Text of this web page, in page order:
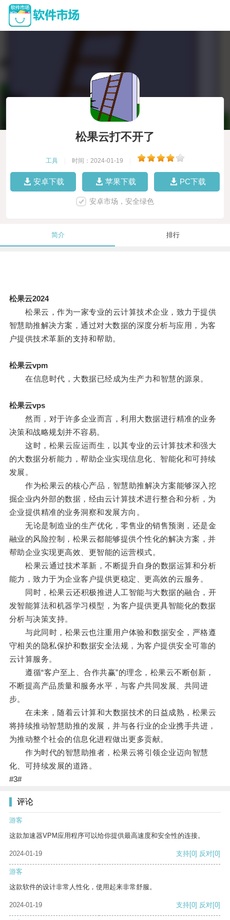
松果云打不开了
工具 时间：2024-01-19
安卓下载 苹果下载 PC下载
安卓市场，安全绿色
简介 排行
松果云2024
松果云，作为一家专业的云计算技术企业，致力于提供
智慧助推解决方案，通过对大数据的深度分析与应用，为客
户提供技术革新的支持和帮助。
松果云vpm
在信息时代，大数据已经成为生产力和智慧的源泉。
松果云vps
然而，对于许多企业而言，利用大数据进行精准的业务
决策和战略规划并不容易。
这时，松果云应运而生，以其专业的云计算技术和强大
的大数据分析能力，帮助企业实现信息化、智能化和可持续
发展。
作为松果云的核心产品，智慧助推解决方案能够深入挖
掘企业内外部的数据，经由云计算技术进行整合和分析，为
企业提供精准的业务洞察和发展方向。
无论是制造业的生产优化，零售业的销售预测，还是金
融业的风险控制，松果云都能够提供个性化的解决方案，并
帮助企业实现更高效、更智能的运营模式。
松果云通过技术革新，不断提升自身的数据运算和分析
能力，致力于为企业客户提供更稳定、更高效的云服务。
同时，松果云还积极推进人工智能与大数据的融合，开
发智能算法和机器学习模型，为客户提供更具智能化的数据
分析与决策支持。
与此同时，松果云也注重用户体验和数据安全，严格遵
守相关的隐私保护和数据安全法规，为客户提供安全可靠的
云计算服务。
遵循“客户至上、合作共赢”的理念，松果云不断创新，
不断提高产品质量和服务水平，与客户共同发展、共同进
步。
在未来，随着云计算和大数据技术的日益成熟，松果云
将持续推动智慧助推的发展，并与各行业的企业携手共进，
为推动整个社会的信息化进程做出更多贡献。
作为时代的智慧助推者，松果云将引领企业迈向智慧
化、可持续发展的道路。
#3#
评论
游客
这款加速器VPM应用程序可以给你提供最高速度和安全性的连接。
2024-01-19 支持[0] 反对[0]
游客
这款软件的设计非常人性化，使用起来非常舒服。
2024-01-19 支持[0] 反对[0]